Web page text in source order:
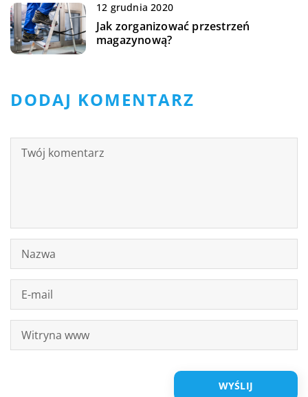
12 grudnia 2020
Jak zorganizować przestrzeń
magazynową?
DODAJ KOMENTARZ